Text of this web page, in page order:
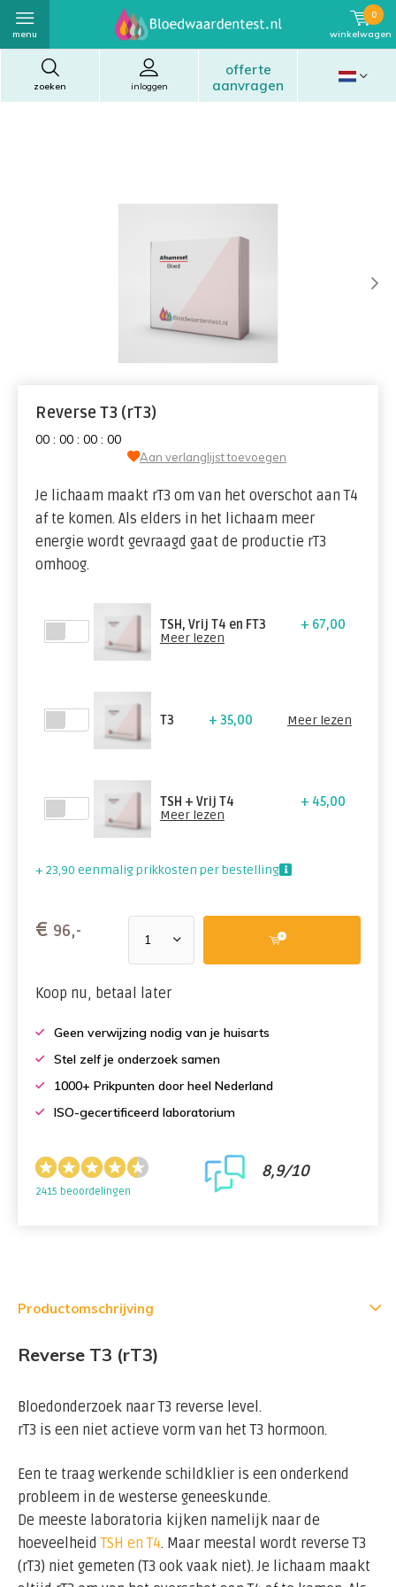
zoeken
offerte
aanvragen
inloggen
menu winkelwagen
0
Reverse T3 (rT3)
00 : 00 : 00 : 00
Aan verlanglijst toevoegen
Je lichaam maakt rT3 om van het overschot aan T4
af te komen. Als elders in het lichaam meer
energie wordt gevraagd gaat de productie rT3
omhoog.
TSH, Vrij T4 en FT3
+ 67,00
Meer lezen
T3 + 35,00 Meer lezen
TSH + Vrij T4
+ 45,00
Meer lezen
+ 23,90 eenmalig prikkosten per bestelling
€ 96,-
Koop nu, betaal later
Geen verwijzing nodig van je huisarts
Stel zelf je onderzoek samen
1000+ Prikpunten door heel Nederland
ISO-gecertificeerd laboratorium
2415 beoordelingen
8,9/10
Productomschrijving
Reverse T3 (rT3)
Bloedonderzoek naar T3 reverse level.
rT3 is een niet actieve vorm van het T3 hormoon.
Een te traag werkende schildklier is een onderkend
probleem in de westerse geneeskunde.
De meeste laboratoria kijken namelijk naar de
hoeveelheidTSH en T4. Maar meestal wordt reverse T3
(rT3) niet gemeten (T3 ook vaak niet). Je lichaam maakt